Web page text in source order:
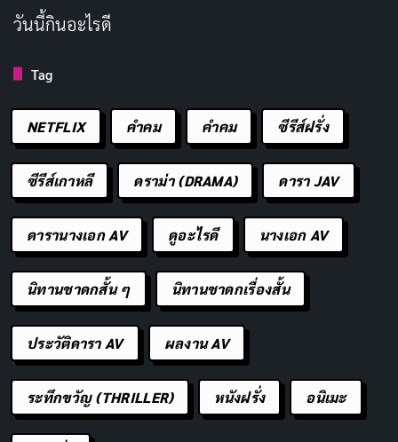
เมื่อเหล่าซอมบี้ออกอาละวาดในแถบชนบทของภาค
อีสาน แก๊งพนักงานซูเปอร์มาร์เก็ตที่ขาดๆ เกินๆ จึง
ต้องพยายามสู้รบตบมือกับกองทัพผีดิบที่ฆ่าไม่ตาย
STREAM ON
Netflix
นักแสดงนำ
พชร จิราธิวัฒน์
Itt
ชุติมณฑน์ จึง
Pisanu
ศกุนตลา เทียน
วันนี้กินอะไรดี
Tag
NETFLIX คำคม คําคม ซีรีส์ฝรั่ง
ซีรีส์เกาหลี ดราม่า (DRAMA) ดารา JAV
ดารานางเอก AV ดูอะไรดี นางเอก AV
นิทานชาดกสั้น ๆ นิทานชาดกเรื่องสั้น
ประวัติดารา AV ผลงาน AV
ระทึกขวัญ (THRILLER) หนังฝรั่ง อนิเมะ